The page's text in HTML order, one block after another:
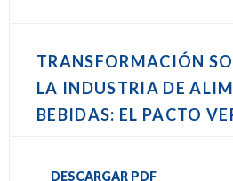
TRANSFORMACIÓN
LA INDUSTRIA DE
BEBIDAS: EL PACTO
DESCARGAR PDF